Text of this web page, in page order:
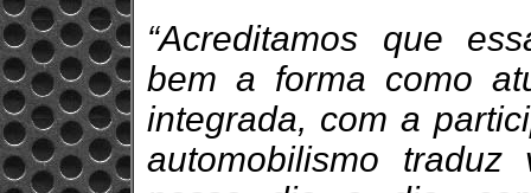
“Acreditamos que
bem a forma como
integrada, com a
automobilismo